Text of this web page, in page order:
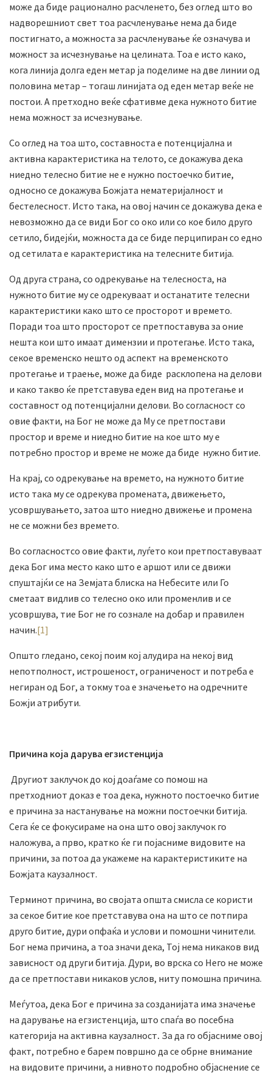
може да биде рационално расчленето, без оглед што во
надворешниот свет тоа расчленување нема да биде
постигнато, а можноста за расчленување ќе означува и
можност за исчезнување на целината. Тоа е исто како,
кога линија долга еден метар ја поделиме на две линии од
половина метар – тогаш линијата од еден метар веќе не
постои. А претходно веќе сфативме дека нужното битие
нема можност за исчезнување.
Со оглед на тоа што, составноста е потенцијална и
активна карактеристика на телото, се докажува дека
ниедно телесно битие не е нужно постоечко битие,
односно се докажува Божјата нематеријалност и
бестелесност. Исто така, на овој начин се докажува дека е
невозможно да се види Бог со око или со кое било друго
сетило, бидејќи, можноста да се биде перципиран со едно
од сетилата е карактеристика на телесните битија.
Од друга страна, со одрекување на телесноста, на
нужното битие му се одрекуваат и останатите телесни
карактеристики како што се просторот и времето.
Поради тоа што просторот се претпоставува за оние
нешта кои што имаат димензии и протегање. Исто така,
секое временско нешто од аспект на временското
протегање и траење, може да биде расклопена на делови
и како такво ќе претставува еден вид на протегање и
составност од потенцијални делови. Во согласност со
овие факти, на Бог не може да Му се претпостави
простор и време и ниедно битие на кое што му е
потребно простор и време не може да биде нужно битие.
На крај, со одрекување на времето, на нужното битие
исто така му се одрекува промената, движењето,
усовршувањето, затоа што ниедно движење и промена
не се можни без времето.
Во согласностсо овие факти, луѓето кои претпоставуваат
дека Бог има место како што е аршот или се движи
спуштајќи се на Земјата блиска на Небесите или Го
сметаат видлив со телесно око или променлив и се
усовршува, тие Бог не го сознале на добар и правилен
начин.[1]
Општо гледано, секој поим кој алудира на некој вид
непотполност, истрошеност, ограниченост и потреба е
негиран од Бог, а токму тоа е значењето на одречните
Божји атрибути.
Причина која дарува егзистенција
Другиот заклучок до кој доаѓаме со помош на
претходниот доказ е тоа дека, нужното постоечко битие
е причина за настанување на можни постоечки битија.
Сега ќе се фокусираме на она што овој заклучок го
наложува, а прво, кратко ќе ги појасниме видовите на
причини, за потоа да укажеме на карактеристиките на
Божјата каузалност.
Терминот причина, во својата општа смисла се користи
за секое битие кое претставува она на што се потпира
друго битие, дури опфаќа и услови и помошни чинители.
Бог нема причина, а тоа значи дека, Тој нема никаков вид
зависност од други битија. Дури, во врска со Него не може
да се претпостави никаков услов, ниту помошна причина.
Меѓутоа, дека Бог е причина за созданијата има значење
на дарување на егзистенција, што спаѓа во посебна
категорија на активна каузалност. За да го објасниме овој
факт, потребно е барем површно да се обрне внимание
на видовите причини, а нивното подробно објаснение се